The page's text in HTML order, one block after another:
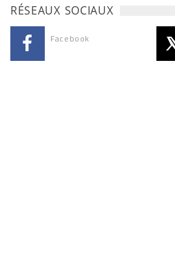
RÉSEAUX SOCIAUX
Facebook